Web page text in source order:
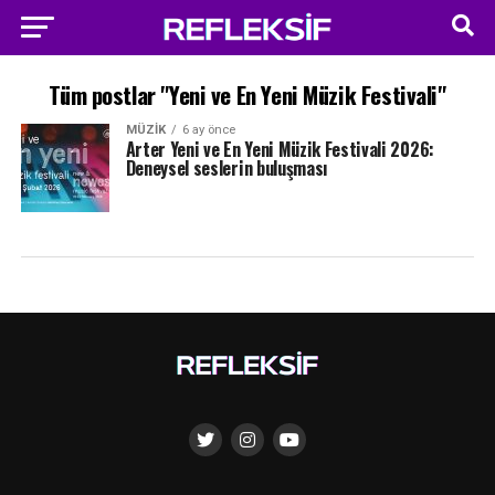
Tüm postlar "Yeni ve En Yeni Müzik Festivali"
MÜZIK 6 ay önce
Arter Yeni ve En Yeni Müzik Festivali 2026:
Deneysel seslerin buluşması